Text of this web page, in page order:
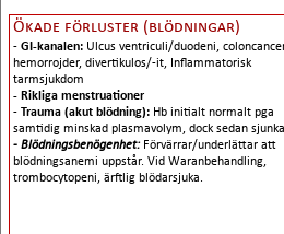
Ökade förluster (blödningar)
- GI-kanalen: Ulcus ventriculi/duodeni,
hemorrojder, divertikulos/-it, Inflammatorisk
tarmsjukdom
- Rikliga menstruationer
- Trauma (akut blödning): Hb initialt normalt pga
samtidig minskad plasmavolym, dock sedan
- Blödningsbenögenhet: Förvärrar/underlättar att
blödningsanemi uppstår. Vid Waranbehandling,
trombocytopeni, ärftlig blödarsjuka.